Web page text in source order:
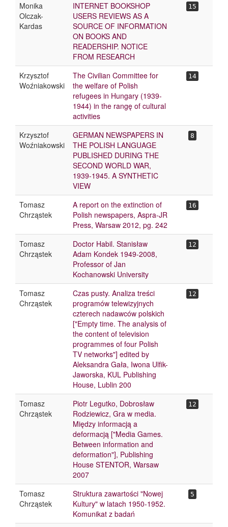
Monika
Olczak-
Kardas
INTERNET BOOKSHOP
USERS REVIEWS AS A
SOURCE OF INFORMATION
ON BOOKS AND
READERSHIP. NOTICE
FROM RESEARCH
15
Krzysztof
Woźniakowski
The Civilian Committee for
the welfare of Polish
refugees in Hungary (1939-
1944) in the rangę of cultural
activities
14
Krzysztof
Woźniakowski
GERMAN NEWSPAPERS IN
THE POLISH LANGUAGE
PUBLISHED DURING THE
SECOND WORLD WAR,
1939-1945. A SYNTHETIC
VIEW
8
Tomasz
Chrząstek
A report on the extinction of
Polish newspapers, Aspra-JR
Press, Warsaw 2012, pg. 242
16
Tomasz
Chrząstek
Doctor Habil. Stanisław
Adam Kondek 1949-2008,
Professor of Jan
Kochanowski University
12
Tomasz
Chrząstek
Czas pusty. Analiza treści
programów telewizyjnych
czterech nadawców polskich
["Empty time. The analysis of
the content of television
programmes of four Polish
TV networks"] edited by
Aleksandra Gała, Iwona Ulfik-
Jaworska, KUL Publishing
House, Lublin 200
12
Tomasz
Chrząstek
Piotr Legutko, Dobrosław
Rodziewicz, Gra w media.
Między informacją a
deformacją ["Media Games.
Between information and
deformation"], Publishing
House STENTOR, Warsaw
2007
12
Tomasz
Chrząstek
Struktura zawartości "Nowej
Kultury" w latach 1950-1952.
Komunikat z badań
5